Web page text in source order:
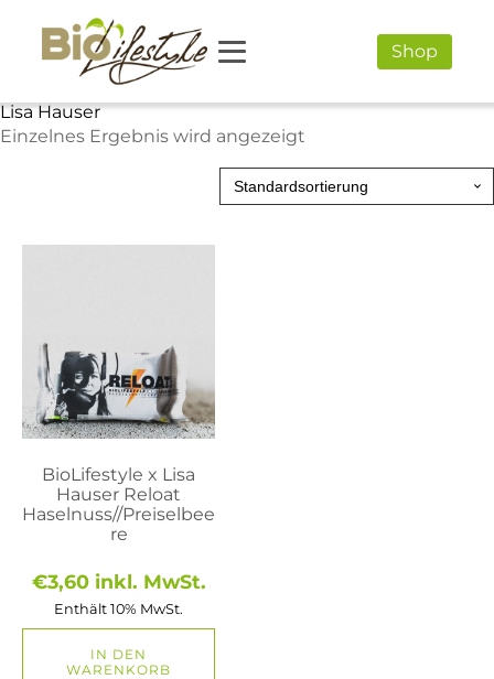
Shop
Lisa Hauser
Einzelnes Ergebnis wird angezeigt
BioLifestyle x Lisa
Hauser Reloat
Haselnuss//Preiselbee
re
€3,60 inkl. MwSt.
Enthält 10% MwSt.
IN DEN
WARENKORB